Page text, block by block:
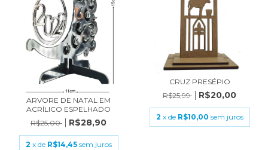
ARVORE DE NATAL EM
ACRÍLICO ESPELHADO
R$25,00
R$28,90
2 x de R$14,45 sem juros
CRUZ PRESÉPIO
R$25,99
R$20,00
2 x de R$10,00 sem juros